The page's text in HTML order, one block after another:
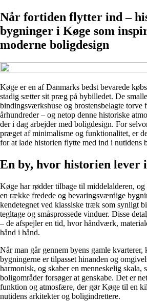
Når fortiden flytter ind –
bygninger i Køge som
moderne boligdesign
Køge er en af Danmarks bedst bevarede
stadig sætter sit præg på bybilledet. De
bindingsværkshuse og brostensbelagte
århundreder – og netop denne historiske
der i dag arbejder med boligdesign. For
præget af minimalisme og funktionalitet, er
for at lade historien flytte med ind i nutidens
En by, hvor historien lever
Køge har rødder tilbage til middelalderen,
en række fredede og bevaringsværdige
kendetegnet ved klassiske træk som synligt
tegltage og småsprossede vinduer. Disse
– de afspejler en tid, hvor håndværk,
hånd i hånd.
Når man går gennem byens gamle kvarterer,
bygningerne er tilpasset hinanden og
harmonisk, og skaber en menneskelig skala,
boligområder forsøger at genskabe. Det er
funktion og atmosfære, der gør Køge til en
nutidens arkitekter og boligindrettere.